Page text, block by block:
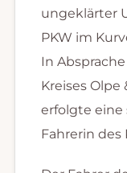
ungeklärter
PKW im
In
Kreises
erfolgte
Fahrerin des